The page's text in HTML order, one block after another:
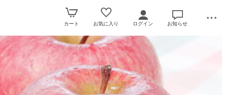
カート お気に入り ログイン お知らせ